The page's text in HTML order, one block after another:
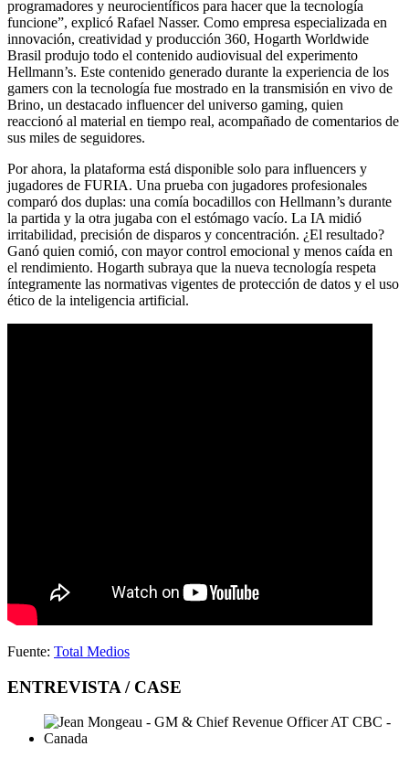
programadores y neurocientíficos para hacer que la tecnología
funcione”, explicó Rafael Nasser. Como empresa especializada en
innovación, creatividad y producción 360, Hogarth Worldwide
Brasil produjo todo el contenido audiovisual del experimento
Hellmann’s. Este contenido generado durante la experiencia de los
gamers con la tecnología fue mostrado en la transmisión en vivo de
Brino, un destacado influencer del universo gaming, quien
reaccionó al material en tiempo real, acompañado de comentarios de
sus miles de seguidores.
Por ahora, la plataforma está disponible solo para influencers y
jugadores de FURIA. Una prueba con jugadores profesionales
comparó dos duplas: una comía bocadillos con Hellmann’s durante
la partida y la otra jugaba con el estómago vacío. La IA midió
irritabilidad, precisión de disparos y concentración. ¿El resultado?
Ganó quien comió, con mayor control emocional y menos caída en
el rendimiento. Hogarth subraya que la nueva tecnología respeta
íntegramente las normativas vigentes de protección de datos y el uso
ético de la inteligencia artificial.
Fuente: Total Medios
ENTREVISTA / CASE